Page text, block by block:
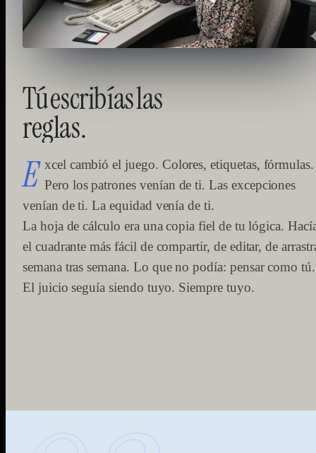
Túescribíaslas
reglas.
E xcel cambió el juego. Colores, etiquetas, fórmulas.
Pero los patrones venían de ti. Las excepciones
venían de ti. La equidad venía de ti.
La hoja de cálculo era una copia fiel de tu lógica.
el cuadrante más fácil de compartir, de editar, de
semana tras semana. Lo que no podía: pensar como tú.
El juicio seguía siendo tuyo. Siempre tuyo.